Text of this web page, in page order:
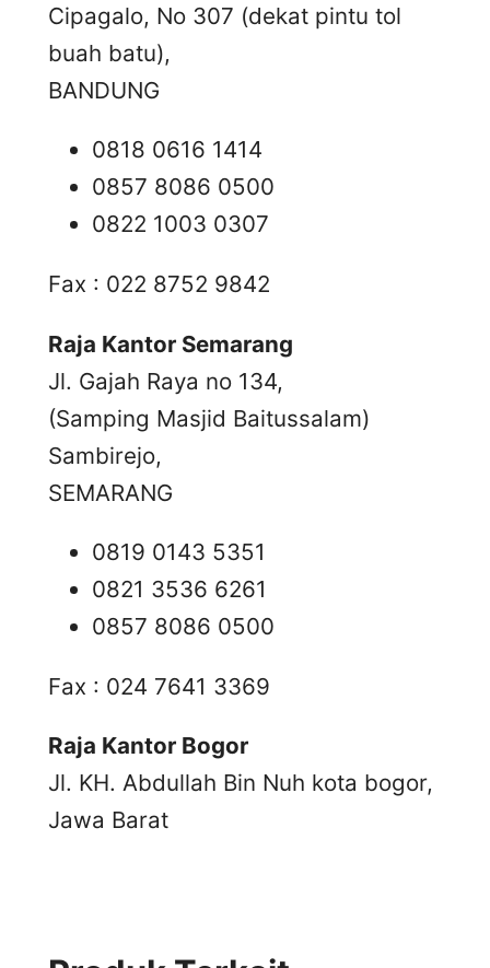
Cipagalo, No 307 (dekat pintu tol
buah batu),
BANDUNG
0818 0616 1414
0857 8086 0500
0822 1003 0307
Fax : 022 8752 9842
Raja Kantor Semarang
Jl. Gajah Raya no 134,
(Samping Masjid Baitussalam)
Sambirejo,
SEMARANG
0819 0143 5351
0821 3536 6261
0857 8086 0500
Fax : 024 7641 3369
Raja Kantor Bogor
Jl. KH. Abdullah Bin Nuh kota bogor,
Jawa Barat